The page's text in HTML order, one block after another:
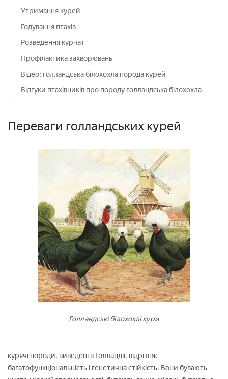
Утримання курей
Годування птахів
Розведення курчат
Профілактика захворювань
Відео: голландська білохохла порода курей
Відгуки птахівників про породу голландська білохохла
Переваги голландських курей
Голландські білохохлі кури
курячі породи, виведені в Голландії, відрізняє
багатофункціональність і генетична стійкість. Вони бувають